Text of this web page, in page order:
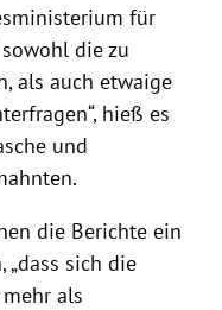
für
die zu
als auch etwaige
hieß es
und
die Berichte ein
„dass sich die
als